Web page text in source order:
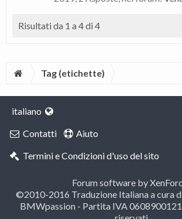
Risultati da 1 a 4 di 4
Tag (etichette)
italiano
Contatti
Aiuto
Termini e Condizioni d'uso del sito
Forum software by
©2010-2016 Traduzione Italiana a cura
BMWpassion - Partita IVA